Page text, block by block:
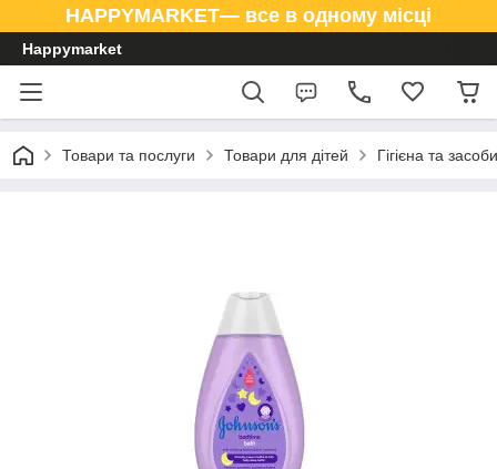
HAPPYMARKET— все в одному місці
Happymarket
Товари та послуги Товари для дітей Гігієна та